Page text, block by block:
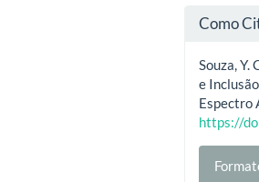
Como
Souza, Y.
e
Espectro
https://